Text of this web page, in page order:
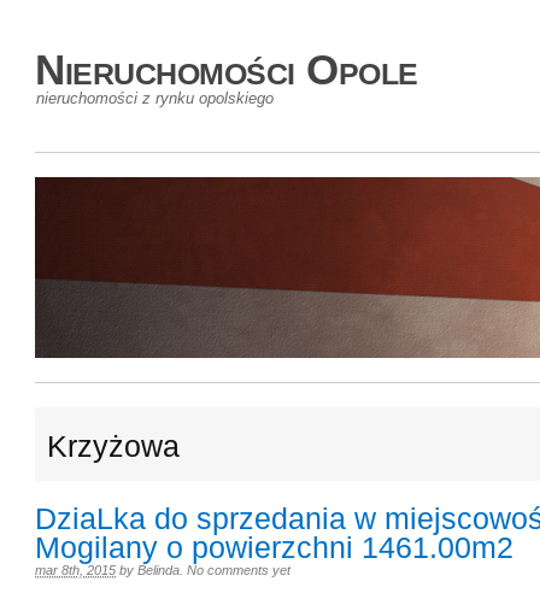
Nieruchomości Opole
nieruchomości z rynku opolskiego
Krzyżowa
DziaLka do sprzedania w
Mogilany o powierzchni 1461.00m2
mar 8th, 2015 by Belinda No comments yet